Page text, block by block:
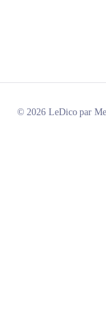
© 2026 LeDico par